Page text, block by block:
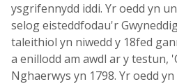
ysgrifennydd iddi. Yr oedd yn
selog eisteddfodau'r
taleithiol yn niwedd y 18fed
a enillodd am awdl ar y testun,
Nghaerwys yn 1798. Yr oedd